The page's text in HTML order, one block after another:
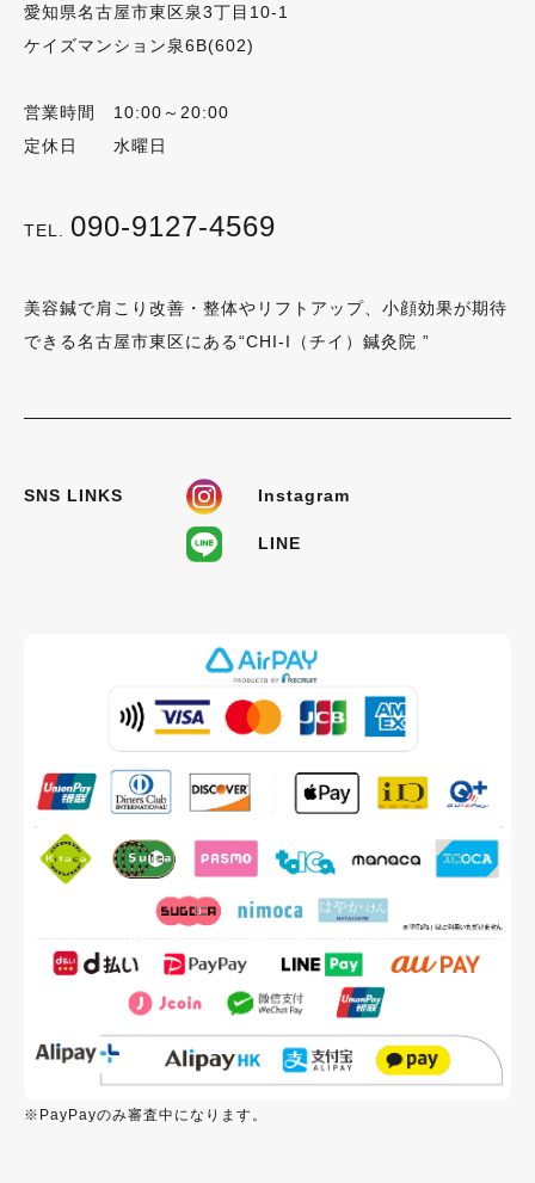
愛知県名古屋市東区泉3丁目10-1
ケイズマンション泉6B(602)
営業時間 10:00～20:00
定休日 水曜日
TEL. 090-9127-4569
美容鍼で肩こり改善・整体やリフトアップ、小顔効果が期待
できる名古屋市東区にある“CHI-I（チイ）鍼灸院 ”
SNS LINKS Instagram
LINE
※PayPayのみ審査中になります。